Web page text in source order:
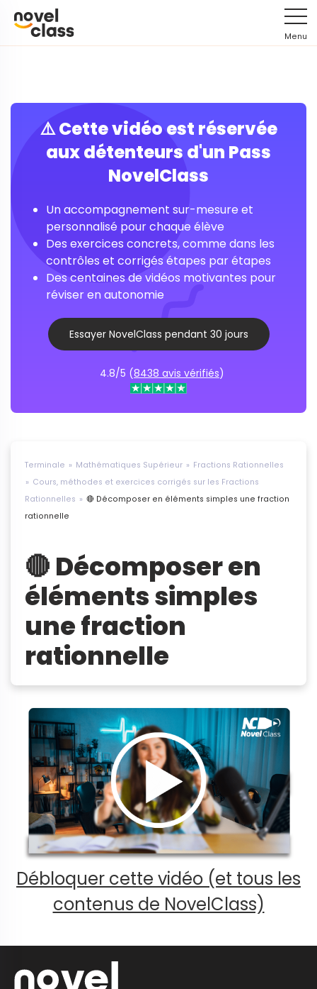
Menu
⚠️ Cette vidéo est réservée
aux détenteurs d'un Pass
NovelClass
Un accompagnement sur-mesure et
personnalisé pour chaque élève
Des exercices concrets, comme dans les
contrôles et corrigés étapes par étapes
Des centaines de vidéos motivantes pour
réviser en autonomie
Essayer NovelClass pendant 30 jours
4.8/5 (8438 avis vérifiés)
Terminale Mathématiques Supérieur
Fractions Rationnelles
Cours, méthodes et exercices corrigés sur les Fractions
Rationnelles
🔴 Décomposer en éléments simples une fraction
rationnelle
🔴 Décomposer en
éléments simples
une fraction
rationnelle
Débloquer cette vidéo (et tous les
contenus de NovelClass)